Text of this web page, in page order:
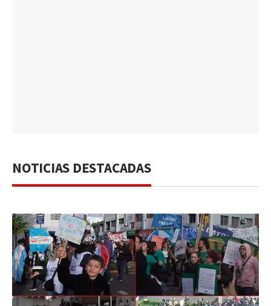
NOTICIAS DESTACADAS